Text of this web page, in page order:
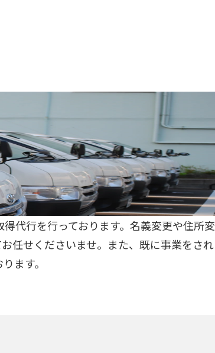
代行を行っております。名義変更や住所変
任せくださいませ。また、既に事業をされ
ます。